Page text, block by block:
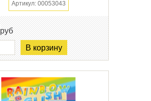
Артикул: 00053043
руб
В корзину